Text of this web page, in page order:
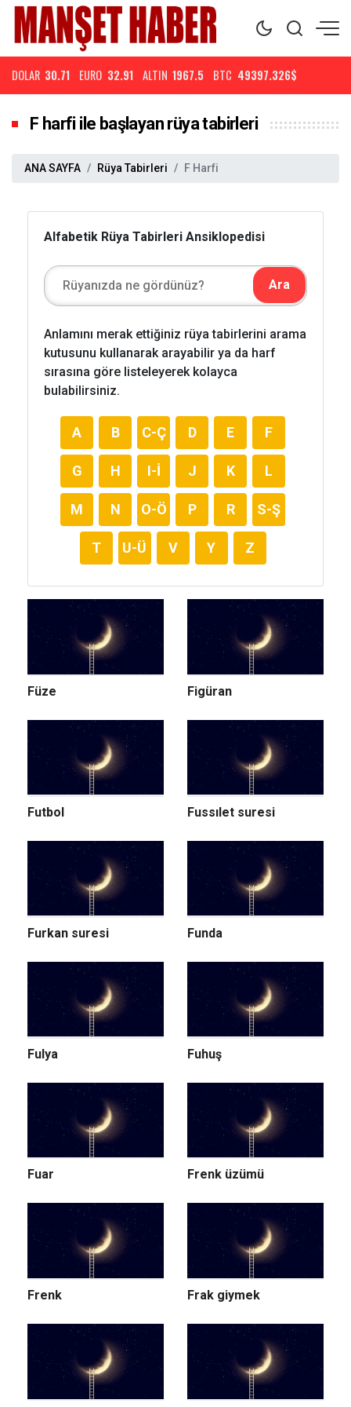
DOLAR 30.71 EURO 32.91 ALTIN 1967.5 BTC 49397.326$
F harfi ile başlayan rüya tabirleri
ANA SAYFA Rüya Tabirleri F Harfi
Alfabetik Rüya Tabirleri Ansiklopedisi
Anlamını merak ettiğiniz rüya tabirlerini arama
kutusunu kullanarak arayabilir ya da harf
sırasına göre listeleyerek kolayca
bulabilirsiniz.
A B C-Ç D E F
G H I-İ J K L
M N O-Ö P R S-Ş
T U-Ü V Y Z
Füze Figüran
Futbol Fussılet suresi
Furkan suresi Funda
Fulya Fuhuş
Fuar Frenk üzümü
Frenk Frak giymek